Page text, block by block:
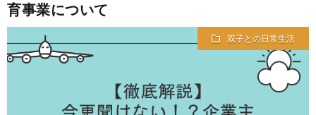
育事業について
双子との日常生活